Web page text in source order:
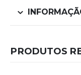
PRODUTOS